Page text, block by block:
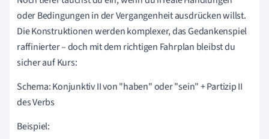
oder Bedingungen in der Vergangenheit ausdrücken willst.
Die Konstruktionen werden komplexer, das Gedankenspiel
raffinierter – doch mit dem richtigen Fahrplan bleibst du
sicher auf Kurs:
Schema: Konjunktiv II von "haben" oder "sein" + Partizip II
des Verbs
Beispiel: